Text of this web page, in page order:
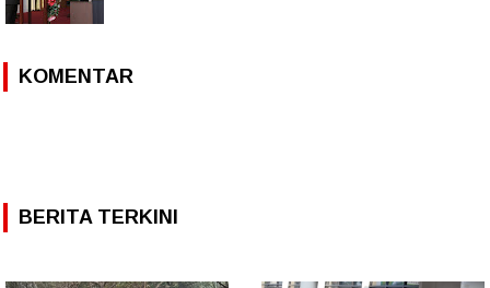
KOMENTAR
BERITA TERKINI